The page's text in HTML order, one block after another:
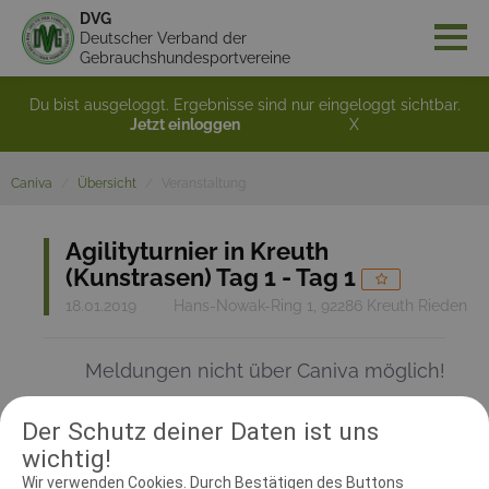
Der Schutz deiner Daten ist uns
wichtig!
Wir verwenden Cookies. Durch Bestätigen des Buttons
DVG
Deutscher Verband der
Gebrauchshundesportvereine
Du bist ausgeloggt. Ergebnisse sind nur eingeloggt sichtbar.
Jetzt einloggen
X
Caniva Übersicht
Agilityturnier in Kreuth
(Kunstrasen) Tag 1 - Tag 1
18.01.2019 Hans-Nowak-Ring 1, 92286 Kreuth Rieden
Meldungen nicht über Caniva möglich!
RICHTER UND HELFER